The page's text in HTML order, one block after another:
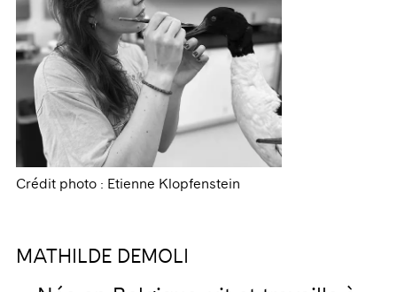
Crédit photo : Etienne Klopfenstein
MATHILDE DEMOLI